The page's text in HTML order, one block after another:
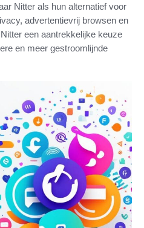
Nitter als hun alternatief voor
advertentievrij browsen en
een aantrekkelijke keuze
en meer gestroomlijnde